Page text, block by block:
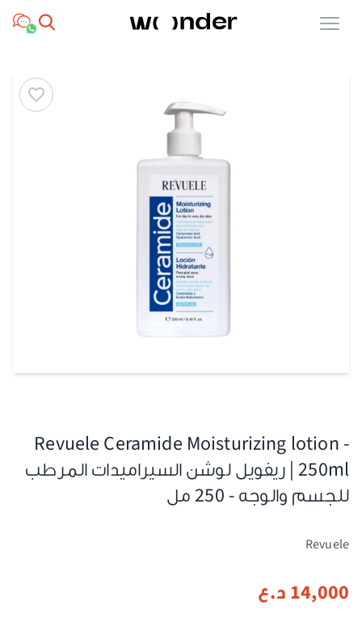
Open menu
Revuele Ceramide Moisturizing lotion -
250ml | ريفويل لوشن السيراميدات المرطب
للجسم والوجه - 250 مل
Revuele
14,000 د.ع